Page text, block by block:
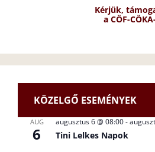
Kérjük,
a CÖF-
KÖZELGŐ ESEMÉNYEK
AUG
6
augusztus 6 @ 08:00-
Tini Lelkes Napok